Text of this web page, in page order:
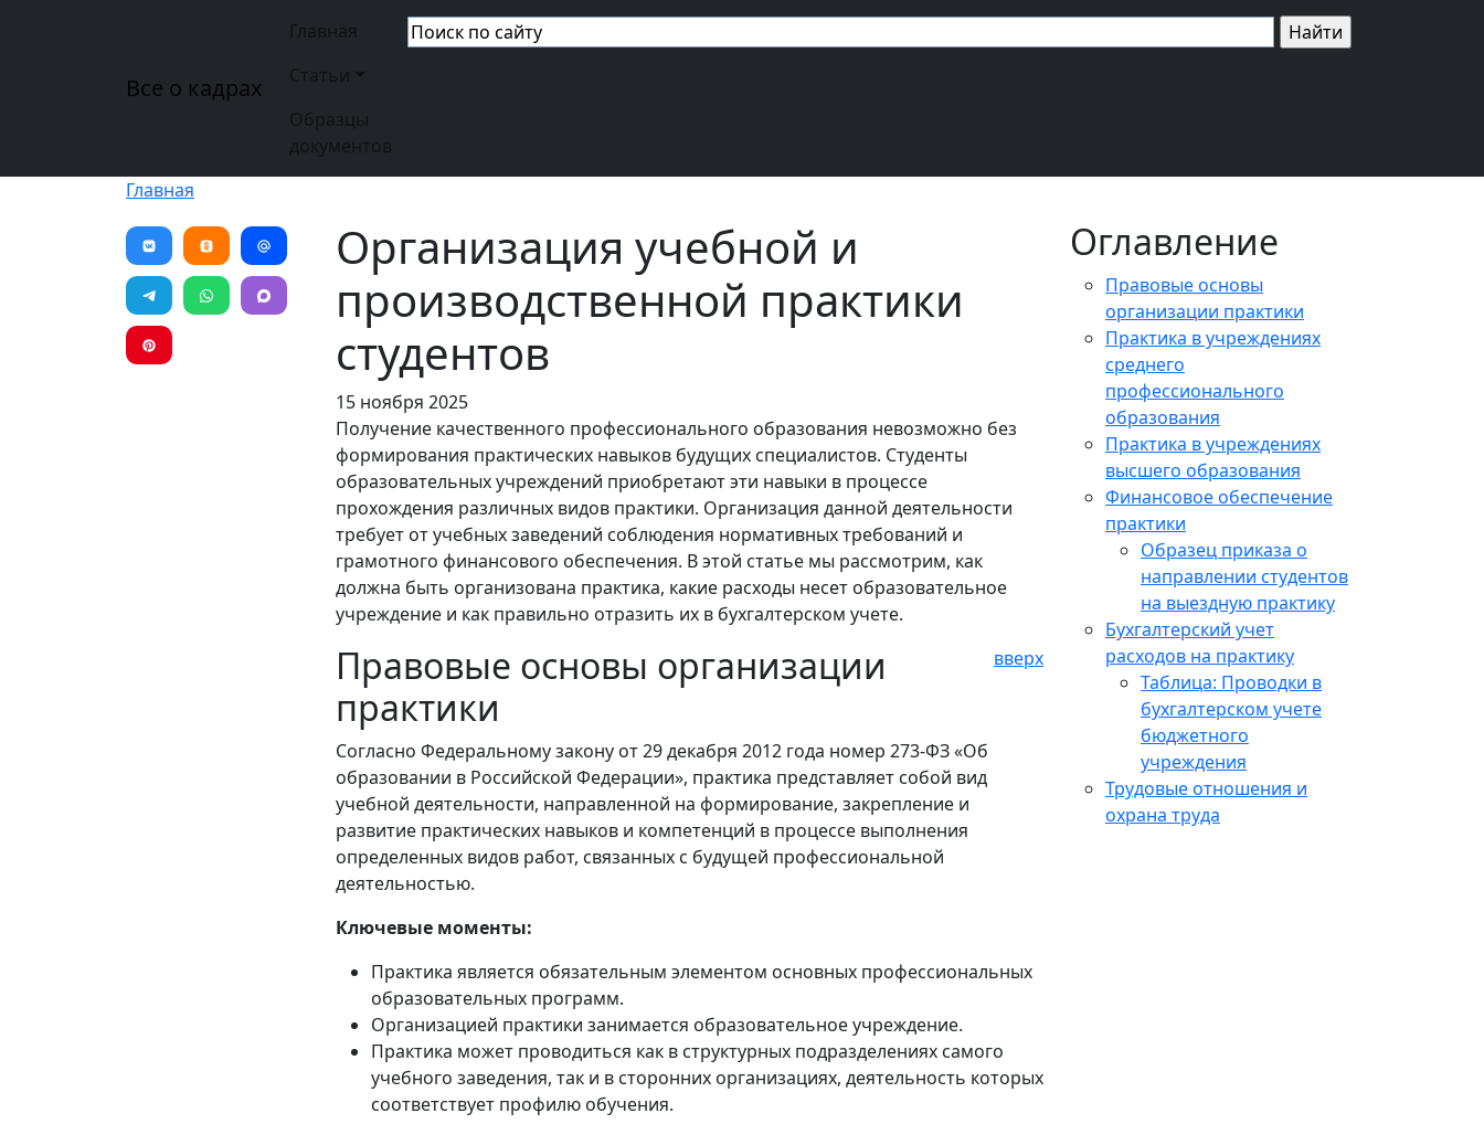
Все о кадрах
Основная навигация
Главная
Организация учебной и
производственной практики
студентов
15 ноября 2025
Получение качественного профессионального образования невозможно без
формирования практических навыков будущих специалистов. Студенты
образовательных учреждений приобретают эти навыки в процессе
прохождения различных видов практики. Организация данной деятельности
требует от учебных заведений соблюдения нормативных требований и
грамотного финансового обеспечения. В этой статье мы рассмотрим, как
должна быть организована практика, какие расходы несет образовательное
учреждение и как правильно отразить их в бухгалтерском учете.
вверх
Правовые основы организации
практики
Согласно Федеральному закону от 29 декабря 2012 года номер 273-ФЗ «Об
образовании в Российской Федерации», практика представляет собой вид
учебной деятельности, направленной на формирование, закрепление и
развитие практических навыков и компетенций в процессе выполнения
определенных видов работ, связанных с будущей профессиональной
деятельностью.
Ключевые моменты:
Практика является обязательным элементом основных профессиональных
образовательных программ.
Организацией практики занимается образовательное учреждение.
Практика может проводиться как в структурных подразделениях самого
учебного заведения, так и в сторонних организациях, деятельность которых
соответствует профилю обучения.
Оглавление
Правовые основы
организации практики
Практика в учреждениях
среднего
профессионального
образования
Практика в учреждениях
высшего образования
Финансовое обеспечение
практики
Образец приказа о
направлении студентов
на выездную практику
Бухгалтерский учет
расходов на практику
Таблица: Проводки в
бухгалтерском учете
бюджетного
учреждения
Трудовые отношения и
охрана труда